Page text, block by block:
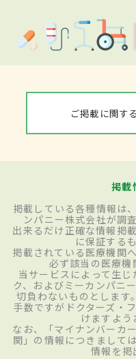
ご掲載に関す
掲載
掲載している各種情報は
ンパニー株式会社が調
出来るだけ正確な情報掲
に保証する
掲載されている医療機関
必ず該当の医療機
当サービスによって生
ク、およびミーカンパニ
切負わないものとします
手数ですがドクターズ・
けますよう
なお、「マイナンバーカ
関」の情報につきまして
情報を掲